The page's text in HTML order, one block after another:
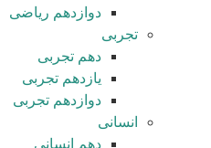
دوازدهم ریاضی
تجربی
دهم تجربی
یازدهم تجربی
دوازدهم تجربی
انسانی
دهم انسانی